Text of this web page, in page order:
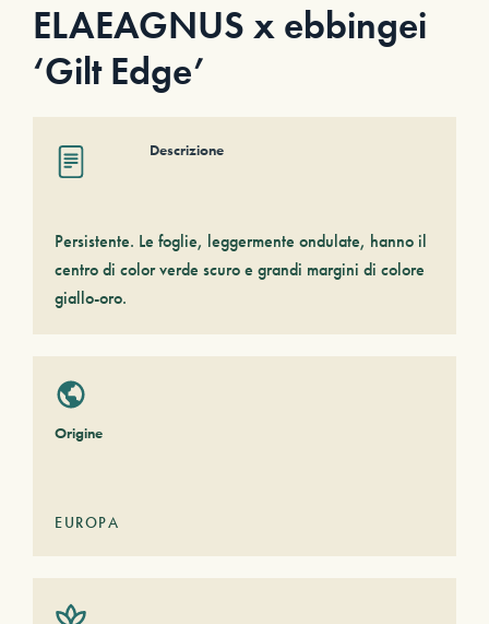
ELAEAGNUS x ebbingei
‘Gilt Edge’
Descrizione
Persistente. Le foglie, leggermente ondulate, hanno il
centro di color verde scuro e grandi margini di colore
giallo-oro.
Origine
EUROPA